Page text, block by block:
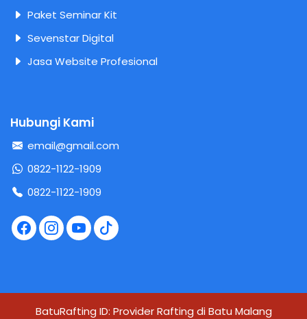
Paket Seminar Kit
Sevenstar Digital
Jasa Website Profesional
Hubungi Kami
email@gmail.com
0822-1122-1909
0822-1122-1909
BatuRafting ID: Provider Rafting di Batu Malang